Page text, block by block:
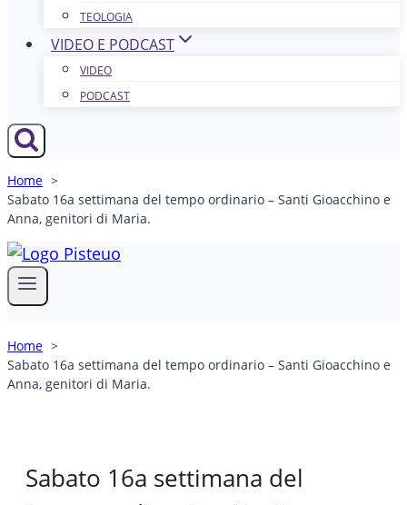
TEOLOGIA
VIDEO E PODCAST
VIDEO
PODCAST
Home
Sabato 16a settimana del tempo ordinario – Santi Gioacchino e
Anna, genitori di Maria.
Home
Sabato 16a settimana del tempo ordinario – Santi Gioacchino e
Anna, genitori di Maria.
Sabato 16a settimana del